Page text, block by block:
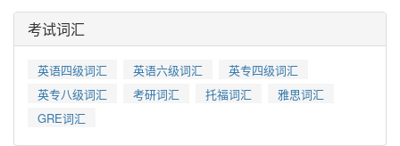
考试词汇
英语四级词汇 英语六级词汇
英专四级词汇
英专八级词汇
考研词汇 托福词汇
雅思词汇
GRE词汇